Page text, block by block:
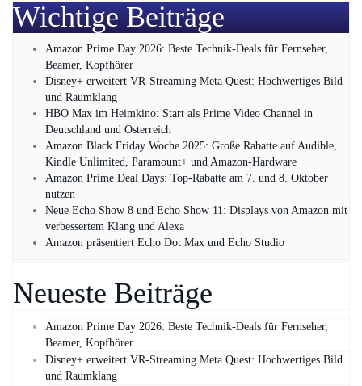
Wichtige Beiträge
Amazon Prime Day 2026: Beste Technik-Deals für Fernseher,
Beamer, Kopfhörer
Disney+ erweitert VR‑Streaming Meta Quest: Hochwertiges Bild
und Raumklang
HBO Max im Heimkino: Start als Prime Video Channel in
Deutschland und Österreich
Amazon Black Friday Woche 2025: Große Rabatte auf Audible,
Kindle Unlimited, Paramount+ und Amazon‑Hardware
Amazon Prime Deal Days: Top-Rabatte am 7. und 8. Oktober
nutzen
Neue Echo Show 8 und Echo Show 11: Displays von Amazon mit
verbessertem Klang und Alexa
Amazon präsentiert Echo Dot Max und Echo Studio
Neueste Beiträge
Amazon Prime Day 2026: Beste Technik-Deals für Fernseher,
Beamer, Kopfhörer
Disney+ erweitert VR‑Streaming Meta Quest: Hochwertiges Bild
und Raumklang